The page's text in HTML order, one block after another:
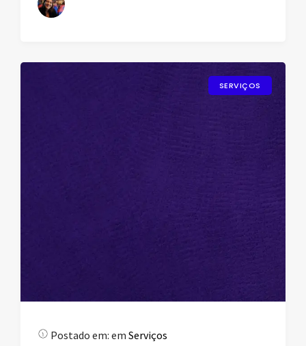
SERVIÇOS
Postado em: em Serviços